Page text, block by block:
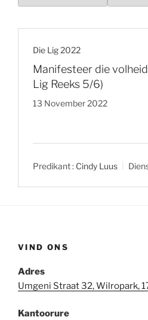
Die Lig 2022
Manifesteer die
Lig Reeks 5/6)
13 November 2022
Predikant : Cindy Luus
VIND ONS
Adres
Umgeni Straat 32, Wilropark,
Kantoorure